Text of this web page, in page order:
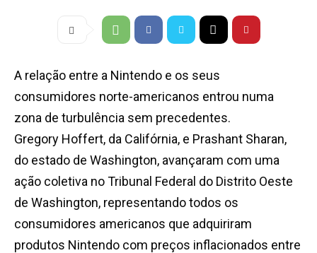
A relação entre a Nintendo e os seus
consumidores norte-americanos entrou numa
zona de turbulência sem precedentes.
Gregory Hoffert, da Califórnia, e Prashant Sharan,
do estado de Washington, avançaram com uma
ação coletiva no Tribunal Federal do Distrito Oeste
de Washington, representando todos os
consumidores americanos que adquiriram
produtos Nintendo com preços inflacionados entre